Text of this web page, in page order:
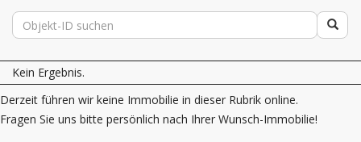
Kein Ergebnis.
Derzeit führen wir keine Immobilie in dieser Rubrik online.
Fragen Sie uns bitte persönlich nach Ihrer Wunsch-Immobilie!